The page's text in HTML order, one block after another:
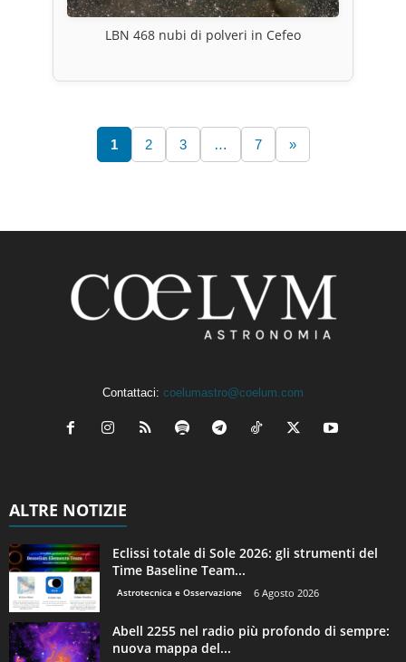
LBN 468 nubi di polveri in Cefeo
1 2 3 … 7 »
Contattaci: coelumastro@coelum.com
ALTRE NOTIZIE
Eclissi totale di Sole 2026: gli strumenti del
Time Baseline Team...
Astrotecnica e Osservazione 6 Agosto 2026
Abell 2255 nel radio più profondo di sempre:
nuova mappa del...